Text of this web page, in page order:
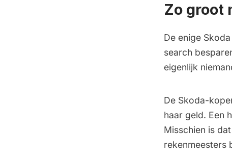
Zo groot
De enige
search
eigenlijk
De Skoda-
haar geld. Een
Misschien is
rekenmeesters